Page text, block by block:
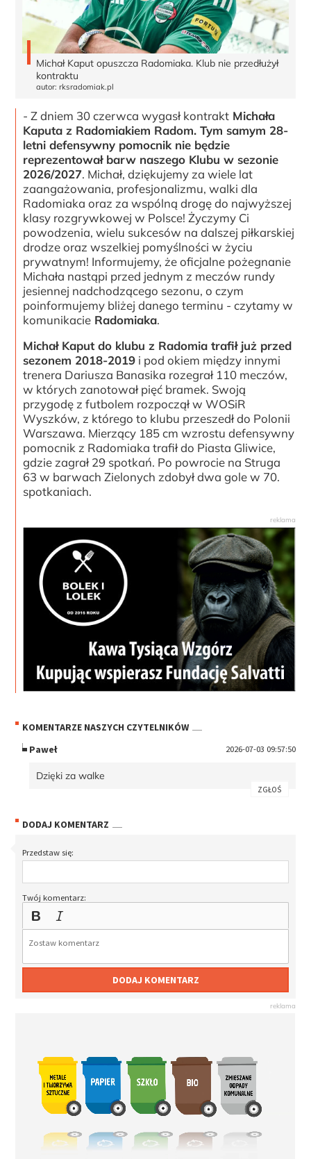
Michał Kaput opuszcza Radomiaka. Klub nie przedłużył
kontraktu
autor: rksradomiak.pl
- Z dniem 30 czerwca wygasł kontrakt Michała
Kaputa z Radomiakiem Radom. Tym samym 28-
letni defensywny pomocnik nie będzie
reprezentował barw naszego Klubu w sezonie
2026/2027. Michał, dziękujemy za wiele lat
zaangażowania, profesjonalizmu, walki dla
Radomiaka oraz za wspólną drogę do najwyższej
klasy rozgrywkowej w Polsce! Życzymy Ci
powodzenia, wielu sukcesów na dalszej piłkarskiej
drodze oraz wszelkiej pomyślności w życiu
prywatnym! Informujemy, że oficjalne pożegnanie
Michała nastąpi przed jednym z meczów rundy
jesiennej nadchodzącego sezonu, o czym
poinformujemy bliżej danego terminu - czytamy w
komunikacie Radomiaka.
Michał Kaput do klubu z Radomia trafił już przed
sezonem 2018-2019 i pod okiem między innymi
trenera Dariusza Banasika rozegrał 110 meczów,
w których zanotował pięć bramek. Swoją
przygodę z futbolem rozpoczął w WOSiR
Wyszków, z którego to klubu przeszedł do Polonii
Warszawa. Mierzący 185 cm wzrostu defensywny
pomocnik z Radomiaka trafił do Piasta Gliwice,
gdzie zagrał 29 spotkań. Po powrocie na Struga
63 w barwach Zielonych zdobył dwa gole w 70.
spotkaniach.
KOMENTARZE NASZYCH CZYTELNIKÓW
Paweł
2026-07-03 09:57:50
Dzięki za walke
ZGŁOŚ
DODAJ KOMENTARZ
Przedstaw się:
Twój komentarz:
DODAJ KOMENTARZ